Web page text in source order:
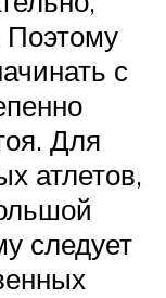
Поэтому
с
Для
атлетов,
следует